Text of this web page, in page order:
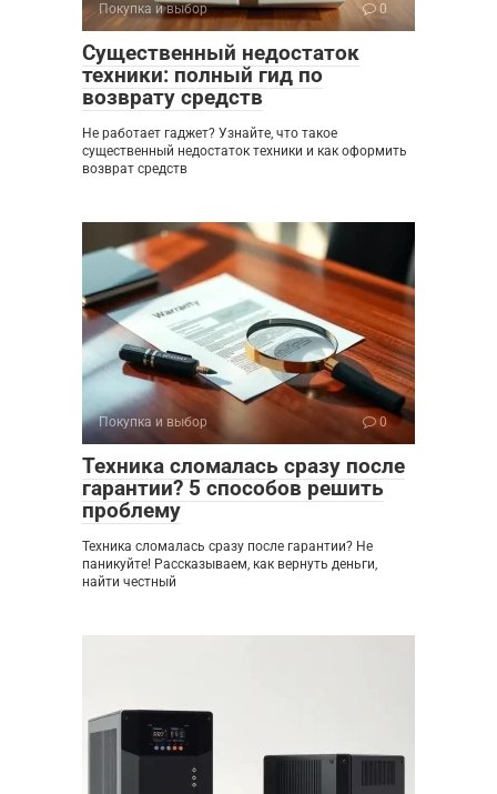
Покупка и выбор 0
Существенный недостаток
техники: полный гид по
возврату средств
Не работает гаджет? Узнайте, что такое
существенный недостаток техники и как оформить
возврат средств
Покупка и выбор 0
Техника сломалась сразу после
гарантии? 5 способов решить
проблему
Техника сломалась сразу после гарантии? Не
паникуйте! Рассказываем, как вернуть деньги,
найти честный